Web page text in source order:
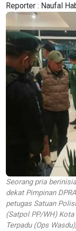
Reporter : Naufal
Seorang pria
dekat Pimpinan
petugas Satuan
(Satpol PP/WH)
Terpadu (Ops